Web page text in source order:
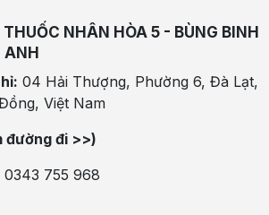
THUỐC NHÂN HÒA 5 - BÙNG BINH
04 Hải Thượng, Phường 6, Đà Lạt,
Việt Nam
đường đi >>)
0343 755 968